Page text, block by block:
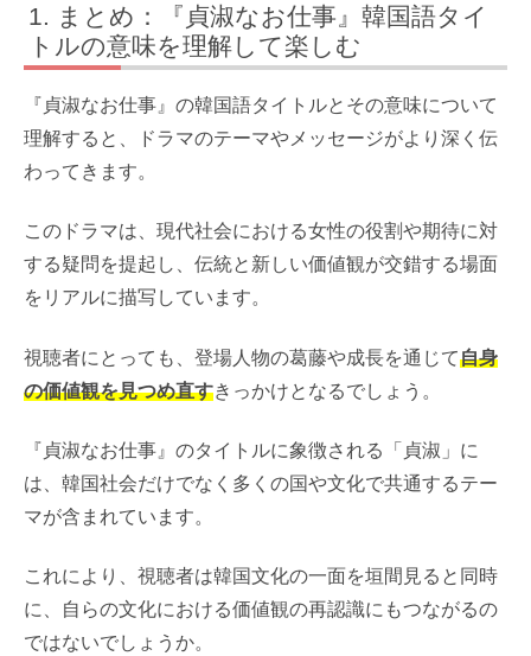
まとめ：『貞淑なお仕事』韓国語タイ
トルの意味を理解して楽しむ
『貞淑なお仕事』の韓国語タイトルとその意味について
理解すると、ドラマのテーマやメッセージがより深く伝
わってきます。
このドラマは、現代社会における女性の役割や期待に対
する疑問を提起し、伝統と新しい価値観が交錯する場面
をリアルに描写しています。
視聴者にとっても、登場人物の葛藤や成長を通じて自身
の価値観を見つめ直すきっかけとなるでしょう。
『貞淑なお仕事』のタイトルに象徴される「貞淑」に
は、韓国社会だけでなく多くの国や文化で共通するテー
マが含まれています。
これにより、視聴者は韓国文化の一面を垣間見ると同時
に、自らの文化における価値観の再認識にもつながるの
ではないでしょうか。